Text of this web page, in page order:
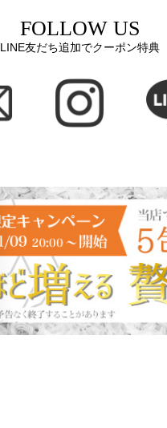
FOLLOW US
LINE友だち追加でクーポン特典